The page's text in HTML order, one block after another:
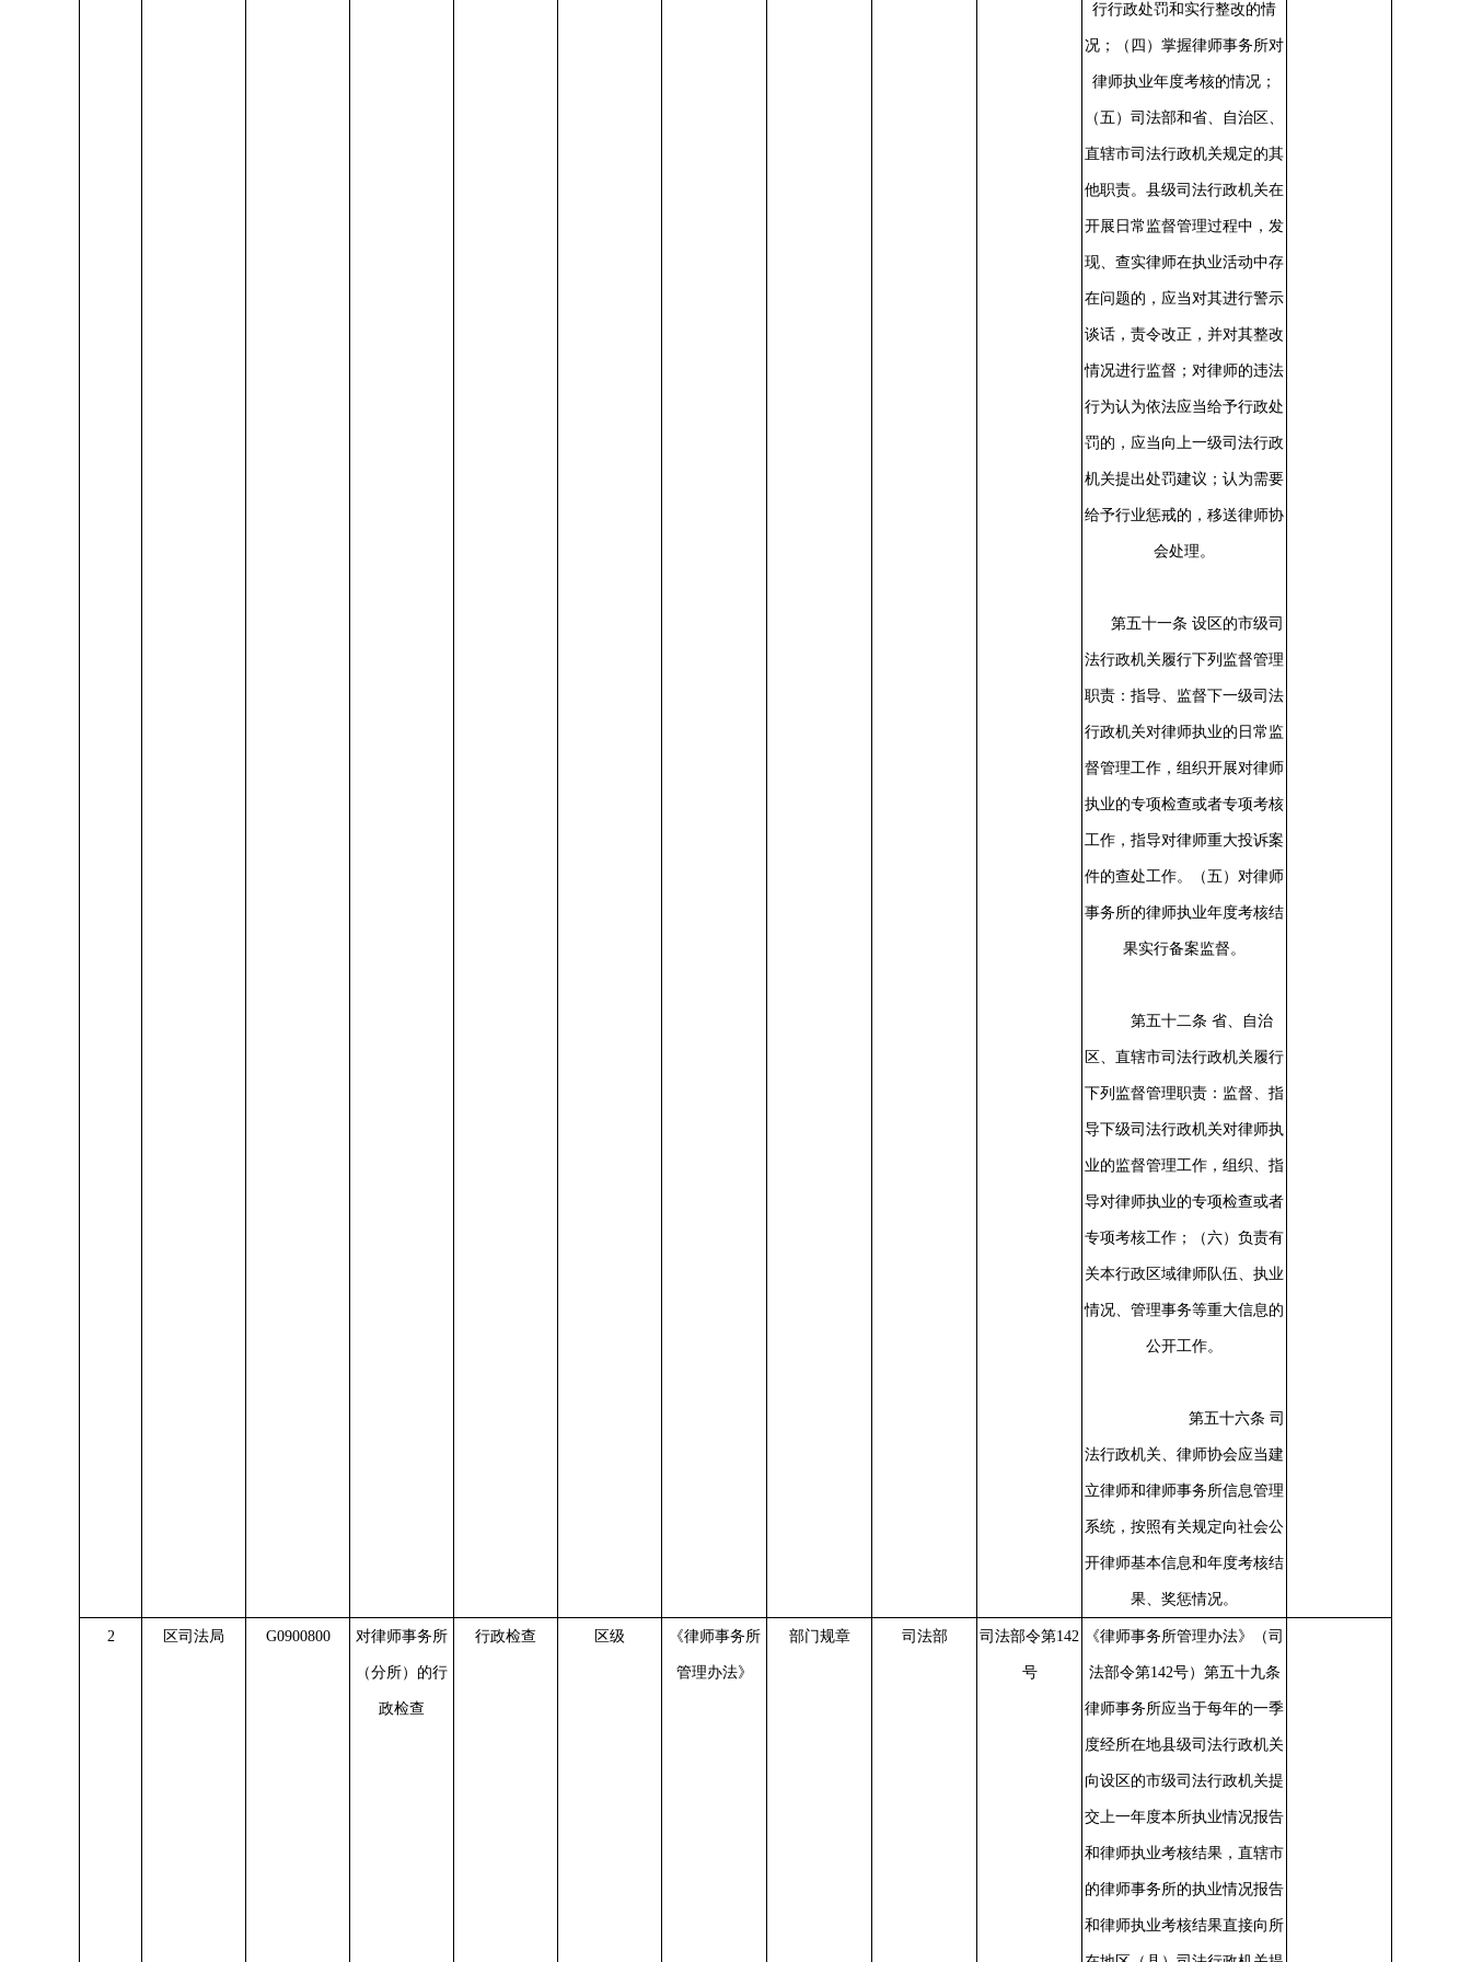
行行政处罚和实行整改的情
况；（四）掌握律师事务所对
律师执业年度考核的情况；
（五）司法部和省、自治区、
直辖市司法行政机关规定的其
他职责。县级司法行政机关在
开展日常监督管理过程中，发
现、查实律师在执业活动中存
在问题的，应当对其进行警示
谈话，责令改正，并对其整改
情况进行监督；对律师的违法
行为认为依法应当给予行政处
罚的，应当向上一级司法行政
机关提出处罚建议；认为需要
给予行业惩戒的，移送律师协
会处理。
第五十一条 设区的市级司
法行政机关履行下列监督管理
职责：指导、监督下一级司法
行政机关对律师执业的日常监
督管理工作，组织开展对律师
执业的专项检查或者专项考核
工作，指导对律师重大投诉案
件的查处工作。（五）对律师
事务所的律师执业年度考核结
果实行备案监督。
第五十二条 省、自治
区、直辖市司法行政机关履行
下列监督管理职责：监督、指
导下级司法行政机关对律师执
业的监督管理工作，组织、指
导对律师执业的专项检查或者
专项考核工作；（六）负责有
关本行政区域律师队伍、执业
情况、管理事务等重大信息的
公开工作。
第五十六条 司
法行政机关、律师协会应当建
立律师和律师事务所信息管理
系统，按照有关规定向社会公
开律师基本信息和年度考核结
果、奖惩情况。
2 区司法局 G0900800 对律师事务所
（分所）的行
政检查
行政检查 区级 《律师事务所
管理办法》
部门规章 司法部 司法部令第142
号
《律师事务所管理办法》（司
法部令第142号）第五十九条
律师事务所应当于每年的一季
度经所在地县级司法行政机关
向设区的市级司法行政机关提
交上一年度本所执业情况报告
和律师执业考核结果，直辖市
的律师事务所的执业情况报告
和律师执业考核结果直接向所